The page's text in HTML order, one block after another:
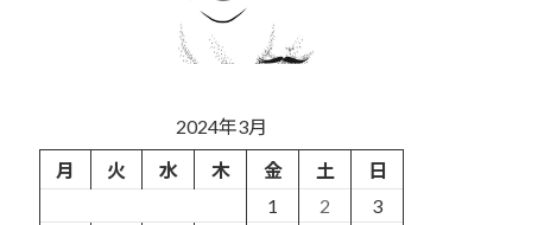
2024年3月
月
火 水 木 金 土
日
1
2
3